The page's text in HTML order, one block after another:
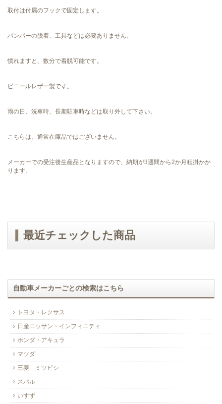
取付は付属のフックで固定します。
バンパーの脱着、工具などは必要ありません。
慣れますと、数分で着脱可能です。
ビニールレザー製です。
雨の日、洗車時、長期駐車時などは取り外して下さい。
こちらは、通常在庫品ではございません。
メーカーでの受注後生産品となりますので、納期が3週間から2か月程掛かか
ります。
最近チェックした商品
自動車メーカーごとの検索はこちら
トヨタ・レクサス
日産ニッサン・インフィニティ
ホンダ・アキュラ
マツダ
三菱 ミツビシ
スバル
いすず